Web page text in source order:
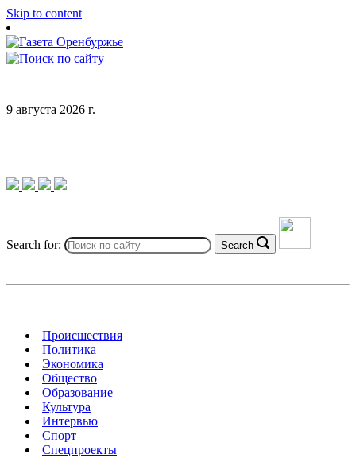
Skip to content
9 августа 2026 г.
Search for: Search
Происшествия
Политика
Экономика
Общество
Образование
Культура
Интервью
Спорт
Спецпроекты